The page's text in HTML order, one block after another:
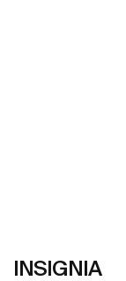
INSIGNIA